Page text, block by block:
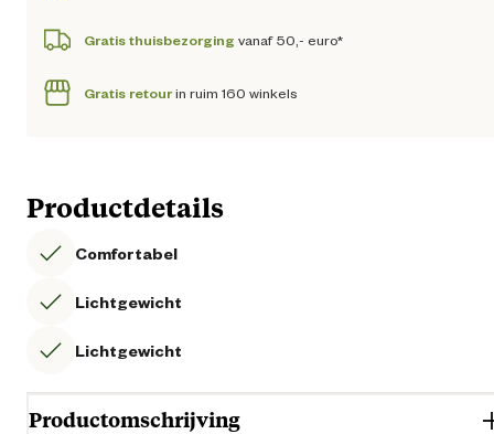
Gratis thuisbezorging vanaf 50,- euro*
Gratis retourin ruim 160 winkels
Productdetails
Comfortabel
Lichtgewicht
Lichtgewicht
Productomschrijving